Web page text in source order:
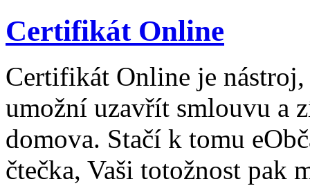
Certifikát Online
Certifikát Online je
umožní uzavřít smlouvu a
domova. Stačí k tomu
čtečka, Vaši totožnost pak